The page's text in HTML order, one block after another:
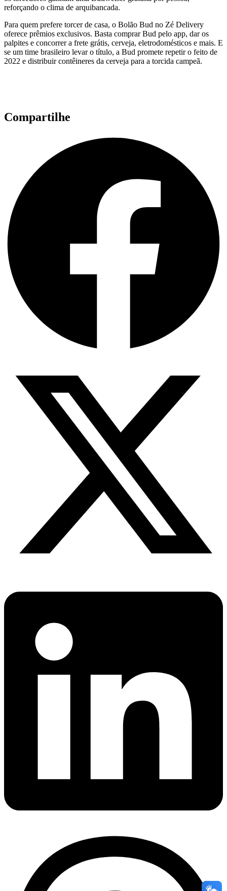
reforçando o clima de arquibancada.
Para quem prefere torcer de casa, o Bolão Bud no Zé Delivery
oferece prêmios exclusivos. Basta comprar Bud pelo app, dar os
palpites e concorrer a frete grátis, cerveja, eletrodomésticos e mais. E
se um time brasileiro levar o título, a Bud promete repetir o feito de
2022 e distribuir contêineres da cerveja para a torcida campeã.
Compartilhe